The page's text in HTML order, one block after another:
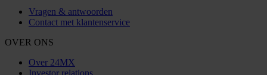
Vragen & antwoorden
Contact met klantenservice
OVER ONS
Over 24MX
Investor relations